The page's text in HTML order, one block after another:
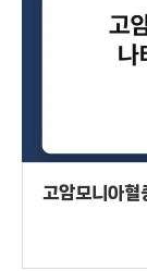
고암모니아혈